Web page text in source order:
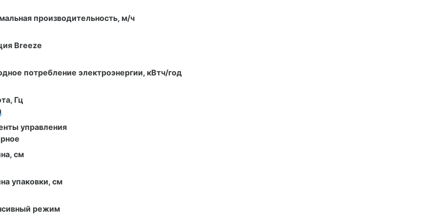
производительность, м/ч
Breeze
потребление электроэнергии, кВтч/год
Гц
управления
см
упаковки, см
режим